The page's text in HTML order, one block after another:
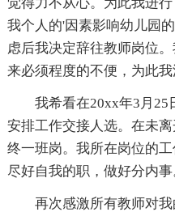
觉得力不从心。为此我进
我个人的'因素影响幼儿园
虑后我决定辞往教师岗位
来必须程度的不便，为此我
我希看在20xx年3月25
安排工作交接人选。在未
终一班岗。我所在岗位的
尽好自我的职，做好分内事
再次感激所有教师对